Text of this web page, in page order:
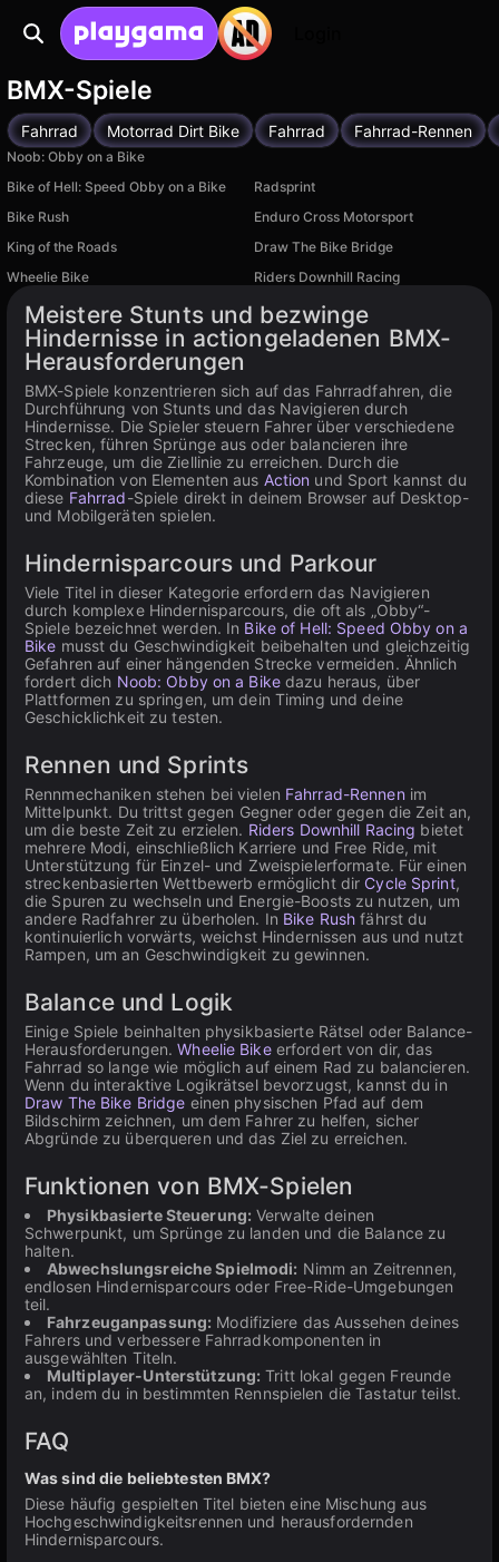
BMX-Spiele
Fahrrad Motorrad Dirt Bike Fahrrad Fahrrad-Rennen
Noob: Obby on a Bike
Bike of Hell: Speed Obby on a Bike
Radsprint
Bike Rush
Enduro Cross Motorsport
King of the Roads
Draw The Bike Bridge
Verfügbar auf PC, iOS
Wheelie Bike Riders Downhill Racing
Meistere Stunts und bezwinge
Hindernisse in actiongeladenen BMX-
Herausforderungen
BMX-Spiele konzentrieren sich auf das Fahrradfahren, die
Durchführung von Stunts und das Navigieren durch
Hindernisse. Die Spieler steuern Fahrer über verschiedene
Strecken, führen Sprünge aus oder balancieren ihre
Fahrzeuge, um die Ziellinie zu erreichen. Durch die
Kombination von Elementen aus Action und Sport kannst du
diese Fahrrad-Spiele direkt in deinem Browser auf Desktop-
und Mobilgeräten spielen.
Hindernisparcours und Parkour
Viele Titel in dieser Kategorie erfordern das Navigieren
durch komplexe Hindernisparcours, die oft als „Obby“-
Spiele bezeichnet werden. In Bike of Hell: Speed Obby on a
Bike musst du Geschwindigkeit beibehalten und gleichzeitig
Gefahren auf einer hängenden Strecke vermeiden. Ähnlich
fordert dich Noob: Obby on a Bikedazu heraus, über
Plattformen zu springen, um dein Timing und deine
Geschicklichkeit zu testen.
Rennen und Sprints
Rennmechaniken stehen bei vielen Fahrrad-Rennen im
Mittelpunkt. Du trittst gegen Gegner oder gegen die Zeit an,
um die beste Zeit zu erzielen. Riders Downhill Racing bietet
mehrere Modi, einschließlich Karriere und Free Ride, mit
Unterstützung für Einzel- und Zweispielerformate. Für einen
streckenbasierten Wettbewerb ermöglicht dir Cycle Sprint,
die Spuren zu wechseln und Energie-Boosts zu nutzen, um
andere Radfahrer zu überholen. In Bike Rush fährst du
kontinuierlich vorwärts, weichst Hindernissen aus und nutzt
Rampen, um an Geschwindigkeit zu gewinnen.
Balance und Logik
Einige Spiele beinhalten physikbasierte Rätsel oder Balance-
Herausforderungen.Wheelie Bikeerfordert von dir, das
Fahrrad so lange wie möglich auf einem Rad zu balancieren.
Wenn du interaktive Logikrätsel bevorzugst, kannst du in
Draw The Bike Bridge einen physischen Pfad auf dem
Bildschirm zeichnen, um dem Fahrer zu helfen, sicher
Abgründe zu überqueren und das Ziel zu erreichen.
Funktionen von BMX-Spielen
Physikbasierte Steuerung: Verwalte deinen
Schwerpunkt, um Sprünge zu landen und die Balance zu
halten.
Abwechslungsreiche Spielmodi: Nimm an Zeitrennen,
endlosen Hindernisparcours oder Free-Ride-Umgebungen
teil.
Fahrzeuganpassung: Modifiziere das Aussehen deines
Fahrers und verbessere Fahrradkomponenten in
ausgewählten Titeln.
Multiplayer-Unterstützung: Tritt lokal gegen Freunde
an, indem du in bestimmten Rennspielen die Tastatur teilst.
FAQ
Was sind die beliebtesten BMX?
Diese häufig gespielten Titel bieten eine Mischung aus
Hochgeschwindigkeitsrennen und herausfordernden
Hindernisparcours.